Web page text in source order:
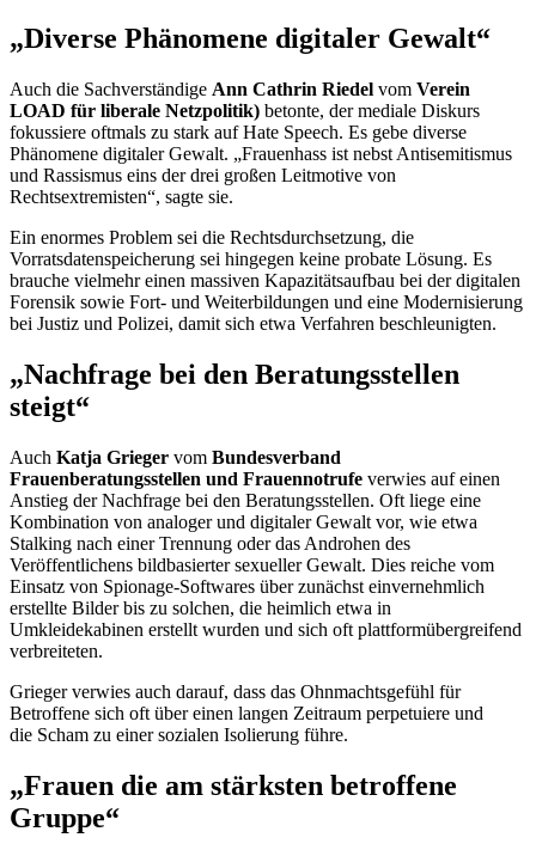
„Diverse Phänomene digitaler Gewalt“
Auch die Sachverständige Ann Cathrin Riedel vom Verein
LOAD für liberale Netzpolitik) betonte, der mediale Diskurs
fokussiere oftmals zu stark aufHate Speech. Es gebe diverse
Phänomene digitaler Gewalt. „Frauenhass ist nebst Antisemitismus
und Rassismus eins der drei großen Leitmotive von
Rechtsextremisten“, sagte sie.
Ein enormes Problem sei die Rechtsdurchsetzung, die
Vorratsdatenspeicherung sei hingegen keine probate Lösung. Es
brauche vielmehr einen massiven Kapazitätsaufbau bei der digitalen
Forensik sowie Fort- und Weiterbildungen und eine Modernisierung
bei Justiz und Polizei, damit sich etwa Verfahren beschleunigten.
„Nachfrage bei den Beratungsstellen
steigt“
Auch Katja Grieger vom Bundesverband
Frauenberatungsstellen und Frauennotrufe verwies auf einen
Anstieg der Nachfrage bei den Beratungsstellen. Oft liege eine
Kombination von analoger und digitaler Gewalt vor, wie etwa
Stalking nach einer Trennung oder das Androhen des
Veröffentlichens bildbasierter sexueller Gewalt. Dies reiche vom
Einsatz von Spionage-Softwares über zunächst einvernehmlich
erstellte Bilder bis zu solchen, die heimlich etwa in
Umkleidekabinen erstellt wurden und sich oft plattformübergreifend
verbreiteten.
Grieger verwies auch darauf, dass das Ohnmachtsgefühl für
Betroffene sich oft über einen langen Zeitraum perpetuiere und
die Scham zu einer sozialen Isolierung führe.
„Frauen die am stärksten betroffene
Gruppe“